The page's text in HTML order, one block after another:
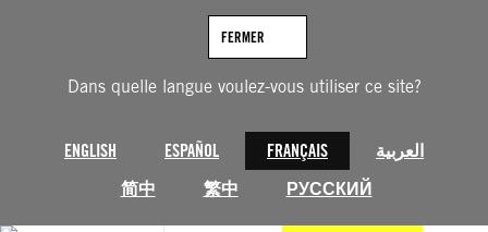
Dans quelle langue voulez-vous utiliser ce site?
ENGLISH ESPAÑOL FRANÇAIS
العربية
简中
繁中 РУССКИЙ
FERMER